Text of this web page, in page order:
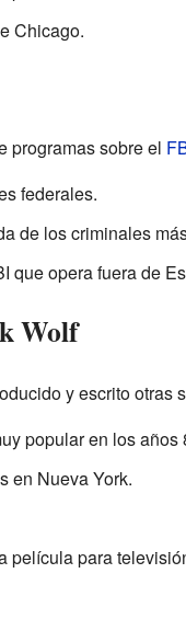
Chicago.
programas sobre el
federales.
de los criminales
que opera fuera de
Wolf
y escrito otras
popular en los años
en Nueva York.
película para